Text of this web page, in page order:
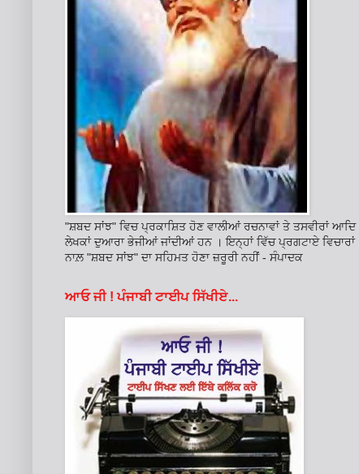
"ਸ਼ਬਦ ਸਾਂਝ" ਵਿਚ ਪ੍ਰਕਾਸ਼ਿਤ ਹੋਣ ਵਾਲੀਆਂ ਰਚਨਾਵਾਂ ਤੇ ਤਸਵੀਰਾਂ ਆਦਿ
ਲੇਖਕਾਂ ਦੁਆਰਾ ਭੇਜੀਆਂ ਜਾਂਦੀਆਂ ਹਨ । ਇਨ੍ਹਾਂ ਵਿੱਚ ਪ੍ਰਗਟਾਏ ਵਿਚਾਰਾਂ
ਨਾਲ਼ "ਸ਼ਬਦ ਸਾਂਝ" ਦਾ ਸਹਿਮਤ ਹੋਣਾ ਜ਼ਰੂਰੀ ਨਹੀਂ - ਸੰਪਾਦਕ
ਆਓ ਜੀ ! ਪੰਜਾਬੀ ਟਾਈਪ ਸਿੱਖੀਏ...